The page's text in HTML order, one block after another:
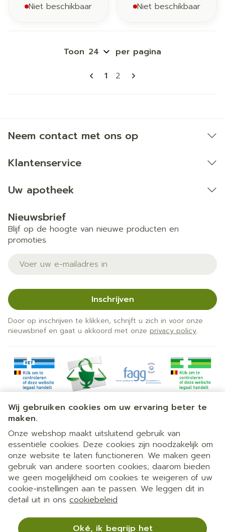
Wij gebruiken cookies om uw ervaring beter te
maken.
Onze webshop maakt uitsluitend gebruik van
essentiële cookies. Deze cookies zijn noodzakelijk om
onze website te laten functioneren. We maken geen
gebruik van andere soorten cookies; daarom bieden
we geen mogelijkheid om cookies te weigeren of uw
cookie-instellingen aan te passen. We leggen dit in
detail uit in ons cookiebeleid
Oké, ik begrijp het
Niet beschikbaar Niet beschikbaar
Pagina's
U lees momenteel pagina
1 Pagina
2
Toon per pagina
Neem contact met ons op
Klantenservice
Uw apotheek
Nieuwsbrief
Blijf op de hoogte van nieuwe producten en
promoties
E-mail adres
Inschrijven
Door op inschrijven te klikken, schrijft u zich in voor onze
nieuwsbrief en gaat u akkoord met onze privacy policy.
Juridische links